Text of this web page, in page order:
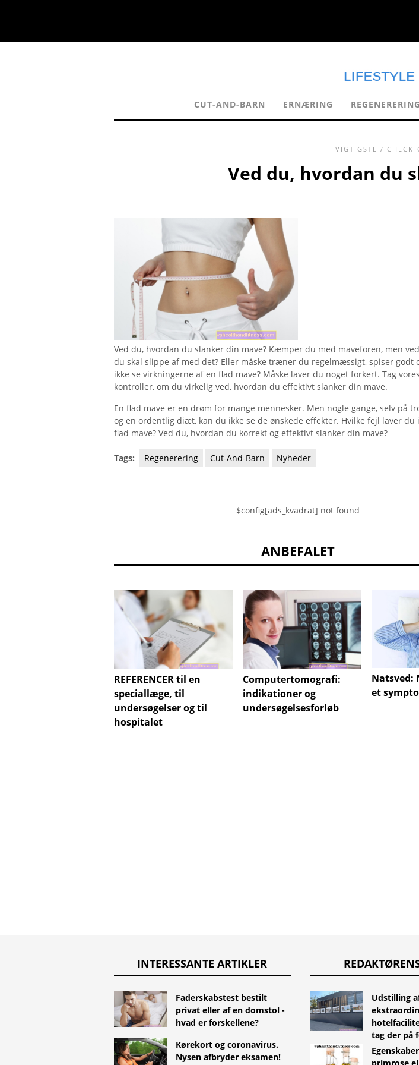
CUT-AND-BARN ERNÆRING REGENERERING
VIGTIGSTE / CHECK-
Ved du, hvordan du
Ved du, hvordan du slanker din mave? Kæmper du med maveforen, men
du skal slippe af med det? Eller måske træner du regelmæssigt, spiser godt
ikke se virkningerne af en flad mave? Måske laver du noget forkert. Tag
kontroller, om du virkelig ved, hvordan du effektivt slanker din mave.
En flad mave er en drøm for mange mennesker. Men nogle gange, selv på
og en ordentlig diæt, kan du ikke se de ønskede effekter. Hvilke fejl laver du
flad mave? Ved du, hvordan du korrekt og effektivt slanker din mave?
Tags: Regenerering Cut-And-Barn Nyheder
$config[ads_kvadrat] not found
ANBEFALET
REFERENCER til en
speciallæge, til
undersøgelser og til
hospitalet
Computertomografi:
indikationer og
undersøgelsesforløb
Natsved:
et
INTERESSANTE ARTIKLER
Faderskabstest bestilt
privat eller af en domstol -
hvad er forskellene?
Kørekort og coronavirus.
Nysen afbryder eksamen!
Udstilling
tag der på